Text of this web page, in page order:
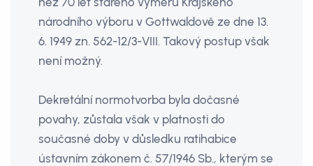
národního výboru v Gottwaldově ze dne 13.
6. 1949 zn. 562-12/3-VIII. Takový postup však
není možný.
Dekretální normotvorba byla dočasné
povahy, zůstala však v platnosti do
současné doby v důsledku ratihabice
ústavním zákonem č. 57/1946 Sb., kterým se